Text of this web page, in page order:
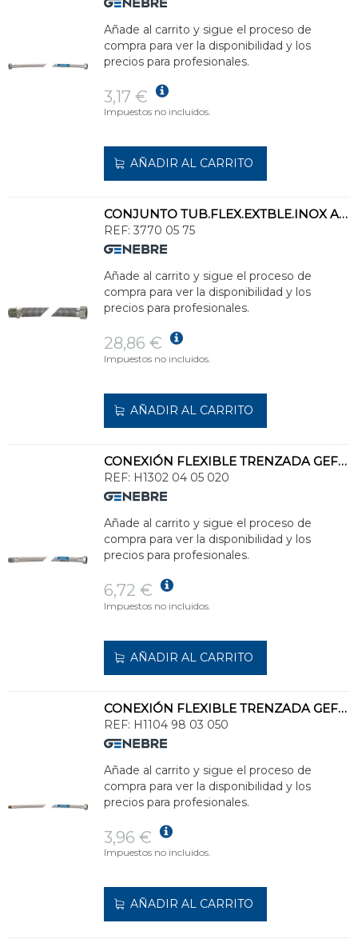
Añade al carrito y sigue el proceso de
compra para ver la disponibilidad y los
precios para profesionales.
3,17 €
Impuestos no incluidos.
AÑADIR AL CARRITO
CONJUNTO TUB.FLEX.EXTBLE.INOX ASI 304 3770 CX.M TCA.H GIR.3/4"
REF: 3770 05 75
Añade al carrito y sigue el proceso de
compra para ver la disponibilidad y los
precios para profesionales.
28,86 €
Impuestos no incluidos.
AÑADIR AL CARRITO
CONEXIÓN FLEXIBLE TRENZADA GEFLEX DN13 M 1/2" - H 3/4" 20cm
REF: H1302 04 05 020
Añade al carrito y sigue el proceso de
compra para ver la disponibilidad y los
precios para profesionales.
6,72 €
Impuestos no incluidos.
AÑADIR AL CARRITO
CONEXIÓN FLEXIBLE TRENZADA GEFLEX DN8 M10x1 L17 - H 3/8" 50cm
REF: H1104 98 03 050
Añade al carrito y sigue el proceso de
compra para ver la disponibilidad y los
precios para profesionales.
3,96 €
Impuestos no incluidos.
AÑADIR AL CARRITO